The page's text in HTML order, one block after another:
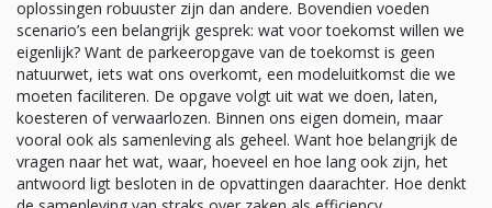
oplossingen robuuster zijn dan andere. Bovendien voeden
scenario’s een belangrijk gesprek: wat voor toekomst willen we
eigenlijk? Want de parkeeropgave van de toekomst is geen
natuurwet, iets wat ons overkomt, een modeluitkomst die we
moeten faciliteren. De opgave volgt uit wat we doen, laten,
koesteren of verwaarlozen. Binnen ons eigen domein, maar
vooral ook als samenleving als geheel. Want hoe belangrijk de
vragen naar het wat, waar, hoeveel en hoe lang ook zijn, het
antwoord ligt besloten in de opvattingen daarachter. Hoe denkt